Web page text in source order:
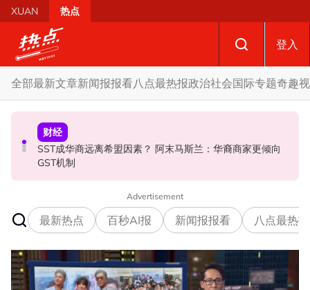
Skip to main content
XUAN 热点
登入
全部最新文章新闻报报看八点最热报政治社会国际专题奇趣
财经
SST成华商远离希盟因素？ 阿末马斯兰：华裔商家更倾向
GST机制
社会
摩托车况欠佳、骑士疲劳肇祸 RXZ主办方否认非法飙车引
发车祸
政治
开放与各方合作迎战甲州选 扎希：国阵捍卫甲州21席
Advertisement
最新热点 百秒AI报 新闻报报看 八点最热报